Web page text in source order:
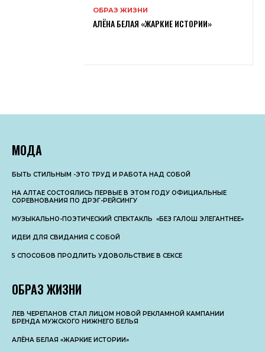
ОБРАЗ ЖИЗНИ
АЛЁНА БЕЛАЯ «ЖАРКИЕ ИСТОРИИ»
МОДА
БЫТЬ СТИЛЬНЫМ -ЭТО ТРУД И РАБОТА НАД СОБОЙ
НА АЛТАЕ СОСТОЯЛИСЬ ПЕРВЫЕ В ЭТОМ ГОДУ ОФИЦИАЛЬНЫЕ
СОРЕВНОВАНИЯ ПО ДРЭГ-РЕЙСИНГУ
МУЗЫКАЛЬНО-ПОЭТИЧЕСКИЙ СПЕКТАКЛЬ «БЕЗ ГАЛОШ ЭЛЕГАНТНЕЕ»
ИДЕИ ДЛЯ СВИДАНИЯ С СОБОЙ
5 СПОСОБОВ ПРОДЛИТЬ УДОВОЛЬСТВИЕ В СЕКСЕ
ОБРАЗ ЖИЗНИ
ЛЕВ ЧЕРЕПАНОВ СТАЛ ЛИЦОМ НОВОЙ РЕКЛАМНОЙ КАМПАНИИ
БРЕНДА МУЖСКОГО НИЖНЕГО БЕЛЬЯ
АЛЁНА БЕЛАЯ «ЖАРКИЕ ИСТОРИИ»